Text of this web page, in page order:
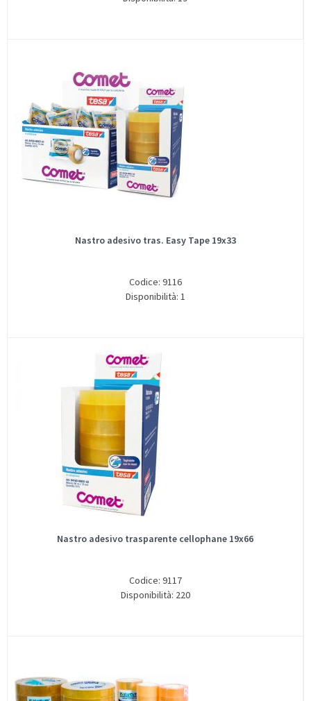
Nastro adesivo tras. Easy Tape 19x33
Codice: 9116
Disponibilità: 1
Nastro adesivo trasparente cellophane 19x66
Codice: 9117
Disponibilità: 220